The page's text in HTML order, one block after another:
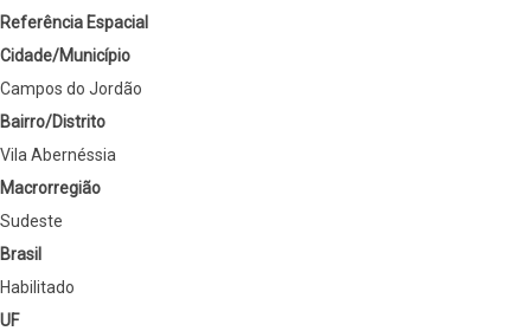
Referência Espacial
Cidade/Município
Campos do Jordão
Bairro/Distrito
Vila Abernéssia
Macrorregião
Sudeste
Brasil
Habilitado
UF